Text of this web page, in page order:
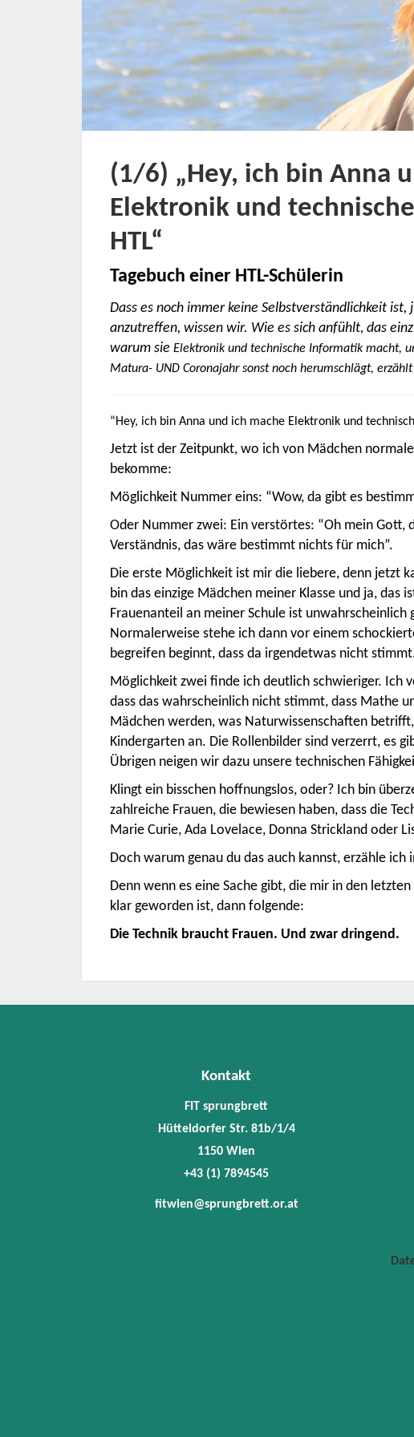
(1/6) „Hey, ich bin Anna
Elektronik und
HTL“
Tagebuch einer HTL-Schülerin
Dass es noch immer keine Selbstverständlichkeit
anzutreffen, wissen wir. Wie es sich anfühlt, das
warum sie Elektronik und technische Informatik macht,
Matura- UND Coronajahr sonst noch herumschlägt,
“Hey, ich bin Anna und ich mache Elektronik und
Jetzt ist der Zeitpunkt, wo ich von Mädchen
bekomme:
Möglichkeit Nummer eins: “Wow, da gibt es
Oder Nummer zwei: Ein verstörtes: “Oh mein Gott,
Verständnis, das wäre bestimmt nichts für mich”.
Die erste Möglichkeit ist mir die liebere, denn jetzt
bin das einzige Mädchen meiner Klasse und ja, das
Frauenanteil an meiner Schule ist unwahrscheinlich
Normalerweise stehe ich dann vor einem
begreifen beginnt, dass da irgendetwas nicht
Möglichkeit zwei finde ich deutlich schwieriger. Ich
dass das wahrscheinlich nicht stimmt, dass Mathe
Mädchen werden, was Naturwissenschaften
Kindergarten an. Die Rollenbilder sind verzerrt, es
Übrigen neigen wir dazu unsere technischen
Klingt ein bisschen hoffnungslos, oder? Ich bin
zahlreiche Frauen, die bewiesen haben, dass die
Marie Curie, Ada Lovelace, Donna Strickland oder
Doch warum genau du das auch kannst, erzähle ich
Denn wenn es eine Sache gibt, die mir in den
klar geworden ist, dann folgende:
Die Technik braucht Frauen. Und zwar dringend.
Kontakt
FIT sprungbrett
Hütteldorfer Str. 81b/1/4
1150 Wien
+43 (1) 7894545
fitwien@sprungbrett.or.at